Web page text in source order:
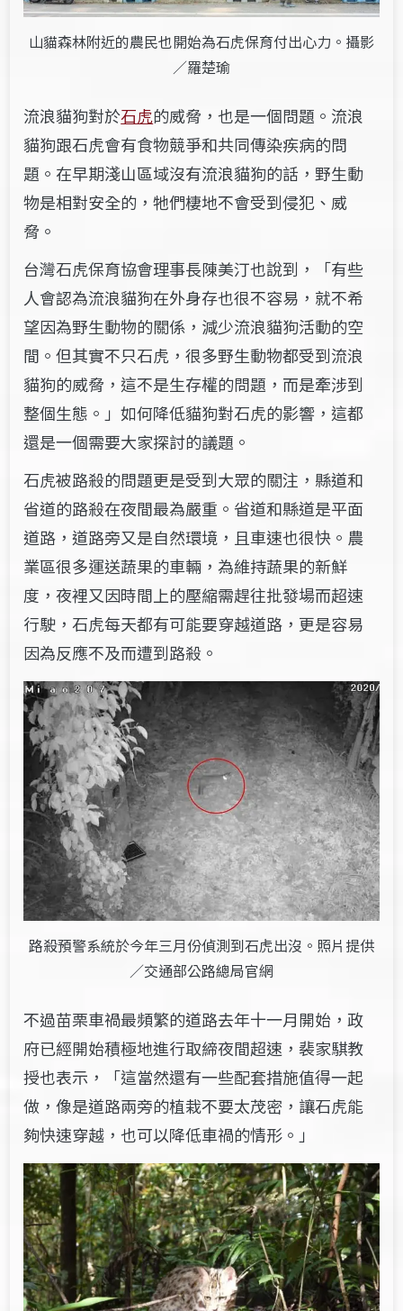
山貓森林附近的農民也開始為石虎保育付出心力。攝影
／羅楚瑜
流浪貓狗對於石虎的威脅，也是一個問題。流浪
貓狗跟石虎會有食物競爭和共同傳染疾病的問
題。在早期淺山區域沒有流浪貓狗的話，野生動
物是相對安全的，牠們棲地不會受到侵犯、威
脅。
台灣石虎保育協會理事長陳美汀也說到，「有些
人會認為流浪貓狗在外身存也很不容易，就不希
望因為野生動物的關係，減少流浪貓狗活動的空
間。但其實不只石虎，很多野生動物都受到流浪
貓狗的威脅，這不是生存權的問題，而是牽涉到
整個生態。」如何降低貓狗對石虎的影響，這都
還是一個需要大家探討的議題。
石虎被路殺的問題更是受到大眾的關注，縣道和
省道的路殺在夜間最為嚴重。省道和縣道是平面
道路，道路旁又是自然環境，且車速也很快。農
業區很多運送蔬果的車輛，為維持蔬果的新鮮
度，夜裡又因時間上的壓縮需趕往批發場而超速
行駛，石虎每天都有可能要穿越道路，更是容易
因為反應不及而遭到路殺。
路殺預警系統於今年三月份偵測到石虎出沒。照片提供
／交通部公路總局官網
不過苗栗車禍最頻繁的道路去年十一月開始，政
府已經開始積極地進行取締夜間超速，裴家騏教
授也表示，「這當然還有一些配套措施值得一起
做，像是道路兩旁的植栽不要太茂密，讓石虎能
夠快速穿越，也可以降低車禍的情形。」